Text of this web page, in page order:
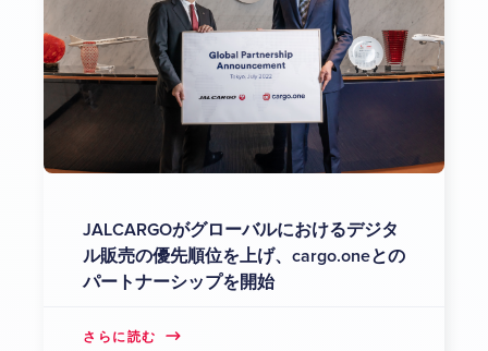
JALCARGOがグローバルにおけるデジタ
ル販売の優先順位を上げ、cargo.oneとの
パートナーシップを開始
さらに読む